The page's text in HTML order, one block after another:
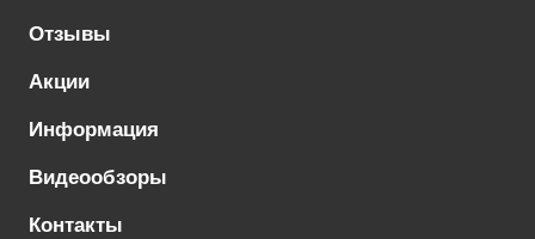
Отзывы
Акции
Информация
Видеообзоры
Контакты